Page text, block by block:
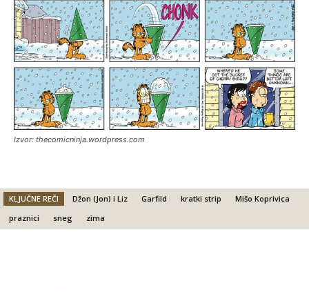
Izvor: thecomicninja.wordpress.com
KLJUČNE REČI Džon (Jon) i Liz Garfild kratki strip
Mišo Koprivica
praznici
sneg zima